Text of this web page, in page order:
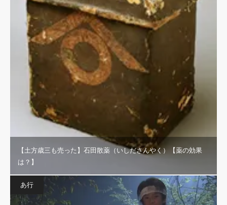
【土方歳三も売った】石田散薬（いしださんやく）【薬の効果
は？】
あ行